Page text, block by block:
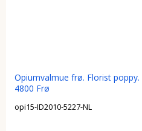
Opiumvalmue frø. Florist
4800 Frø
opi15-ID2010-5227-NL